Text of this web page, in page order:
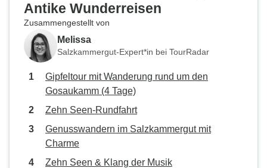
Antike Wunderreisen
Zusammengestellt von
Melissa
Salzkammergut-Expert*in bei TourRadar
Gipfeltour mit Wanderung rund um den
Gosaukamm (4 Tage)
Zehn Seen-Rundfahrt
Genusswandern im Salzkammergut mit
Charme
Zehn Seen & Klang der Musik